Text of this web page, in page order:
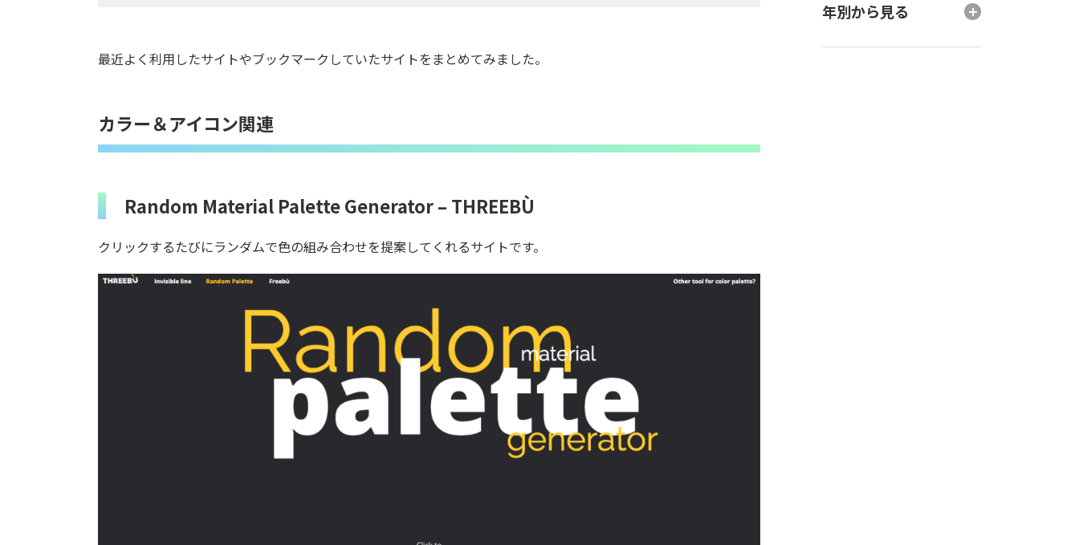
年別から見る
最近よく利用したサイトやブックマークしていたサイトをまとめてみました。
カラー＆アイコン関連
Random Material Palette Generator – THREEBÙ
クリックするたびにランダムで色の組み合わせを提案してくれるサイトです。